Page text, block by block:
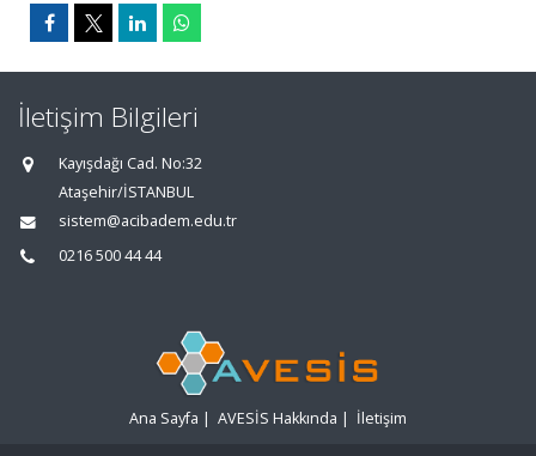
İletişim Bilgileri
Kayışdağı Cad. No:32
Ataşehir/İSTANBUL
sistem@acibadem.edu.tr
0216 500 44 44
Ana Sayfa | AVESİS Hakkında | İletişim